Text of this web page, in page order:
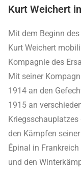
Kurt Weichert
Mit dem Beginn
Kurt Weichert
Kompagnie des
Mit seiner
1914 an den
1915 an
Kriegsschauplatzes
den Kämpfen
Épinal in
und den